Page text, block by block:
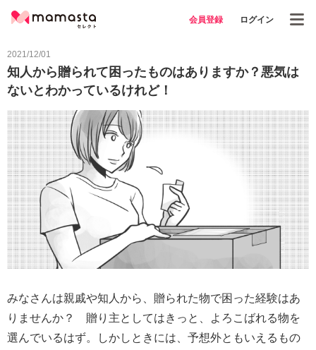
会員登録 ログイン
2021/12/01
知人から贈られて困ったものはありますか？悪気は
ないとわかっているけれど！
みなさんは親戚や知人から、贈られた物で困った経験はあ
りませんか？ 贈り主としてはきっと、よろこばれる物を
選んでいるはず。しかしときには、予想外ともいえるもの